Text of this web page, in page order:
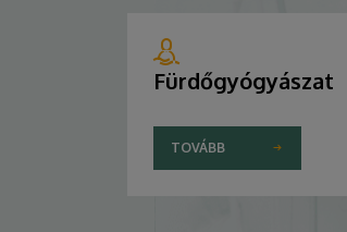
Fürdőgyógyászat
TOVÁBB